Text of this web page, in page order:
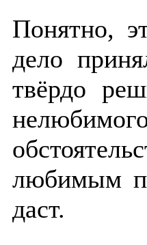
Понятно,
дело
твёрдо
любимым
даст.